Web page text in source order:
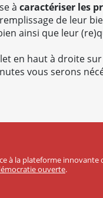
à caractériser les
de leur
ainsi que leur
en haut à droite
vous serons
à la plateforme
ouverte.